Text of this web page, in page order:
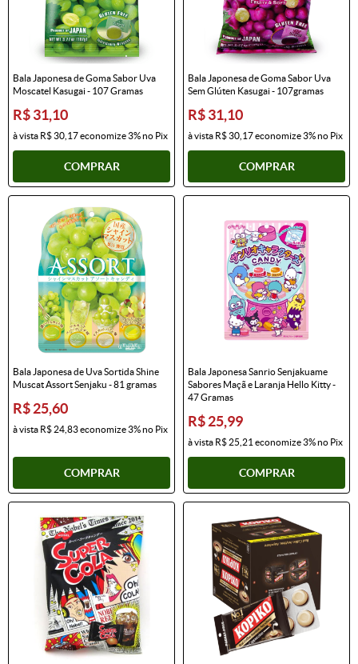
Bala Japonesa de Goma Sabor Uva
Moscatel Kasugai - 107 Gramas
R$ 31,10
à vista R$ 30,17economize3%no Pix
COMPRAR
Bala Japonesa de Goma Sabor Uva
Sem Glúten Kasugai - 107gramas
R$ 31,10
à vista R$ 30,17economize3%no Pix
COMPRAR
Bala Japonesa de Uva Sortida Shine
Muscat Assort Senjaku - 81 gramas
R$ 25,60
à vista R$ 24,83economize3%no Pix
COMPRAR
Bala Japonesa Sanrio Senjakuame
Sabores Maçã e Laranja Hello Kitty -
47 Gramas
R$ 25,99
à vista R$ 25,21 economize3%no Pix
COMPRAR